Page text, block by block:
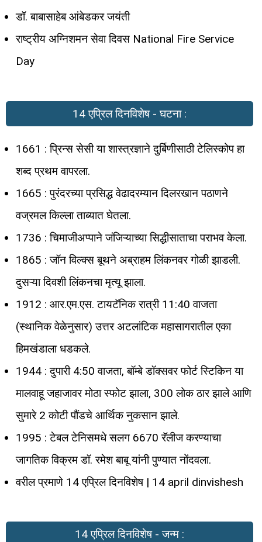
डॉ. बाबासाहेब आंबेडकर जयंती
राष्ट्रीय अग्निशमन सेवा दिवस National Fire Service
Day
14 एप्रिल दिनविशेष - घटना :
1661 : प्रिन्स सेसी या शास्त्रज्ञाने दुर्बिणीसाठी टेलिस्कोप हा
शब्द प्रथम वापरला.
1665 : पुरंदरच्या प्रसिद्ध वेढादरम्यान दिलरखान पठाणने
वज्रमल किल्ला ताब्यात घेतला.
1736 : चिमाजीअप्पाने जंजिऱ्याच्या सिद्धीसाताचा पराभव केला.
1865 : जॉन विल्क्स बूथने अब्राहम लिंकनवर गोळी झाडली.
दुसऱ्या दिवशी लिंकनचा मृत्यू झाला.
1912 : आर.एम.एस. टायटॅनिक रात्री 11:40 वाजता
(स्थानिक वेळेनुसार) उत्तर अटलांटिक महासागरातील एका
हिमखंडाला धडकले.
1944 : दुपारी 4:50 वाजता, बॉम्बे डॉक्सवर फोर्ट स्टिकिन या
मालवाहू जहाजावर मोठा स्फोट झाला, 300 लोक ठार झाले आणि
सुमारे 2 कोटी पौंडचे आर्थिक नुकसान झाले.
1995 : टेबल टेनिसमधे सलग 6670 रॅलीज करण्याचा
जागतिक विक्रम डॉ. रमेश बाबू यांनी पुण्यात नोंदवला.
वरील प्रमाणे 14 एप्रिल दिनविशेष | 14 april dinvishesh
14 एप्रिल दिनविशेष - जन्म :